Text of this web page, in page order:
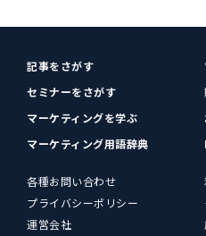
記事をさがす
セミナーをさがす
マーケティングを学ぶ
マーケティング用語辞典
各種お問い合わせ
プライバシーポリシー
運営会社